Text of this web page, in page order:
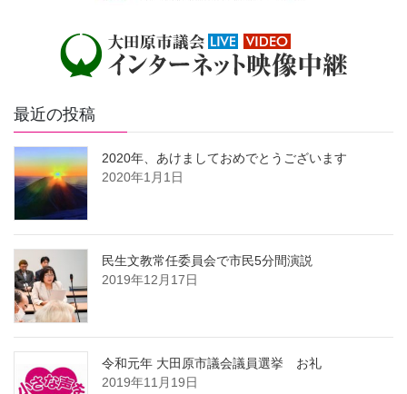
最近の投稿
2020年、あけましておめでとうございます
2020年1月1日
民生文教常任委員会で市民5分間演説
2019年12月17日
令和元年 大田原市議会議員選挙 お礼
2019年11月19日